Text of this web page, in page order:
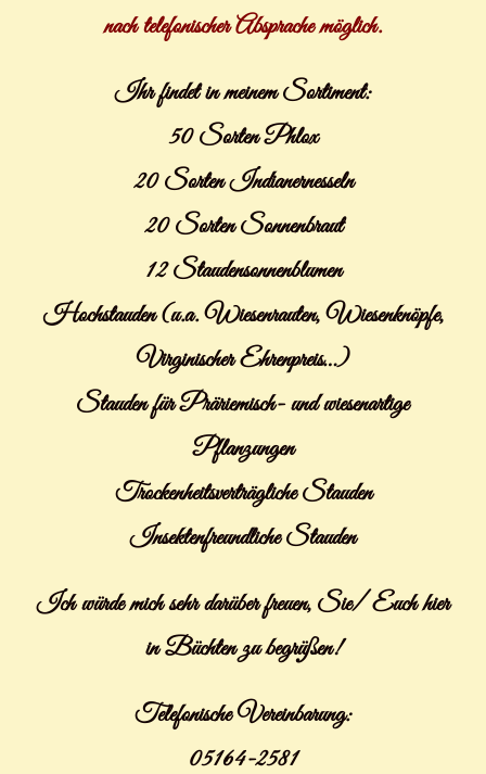
nach telefonischer Absprache möglich.
Ihr findet in meinem Sortiment:
50 Sorten Phlox
20 Sorten Indianernesseln
20 Sorten Sonnenbraut
12 Staudensonnenblumen
Hochstauden (u.a. Wiesenrauten, Wiesenknöpfe,
Virginischer Ehrenpreis…)
Stauden für Präriemisch- und wiesenartige
Pflanzungen
Trockenheitsverträgliche Stauden
Insektenfreundliche Stauden
Ich würde mich sehr darüber freuen, Sie/ Euch hier
in Büchten zu begrüßen!
Telefonische Vereinbarung:
05164-2581